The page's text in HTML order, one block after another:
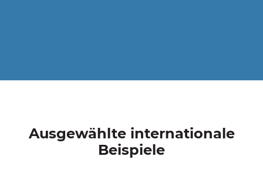
Ausgewählte internationale
Beispiele